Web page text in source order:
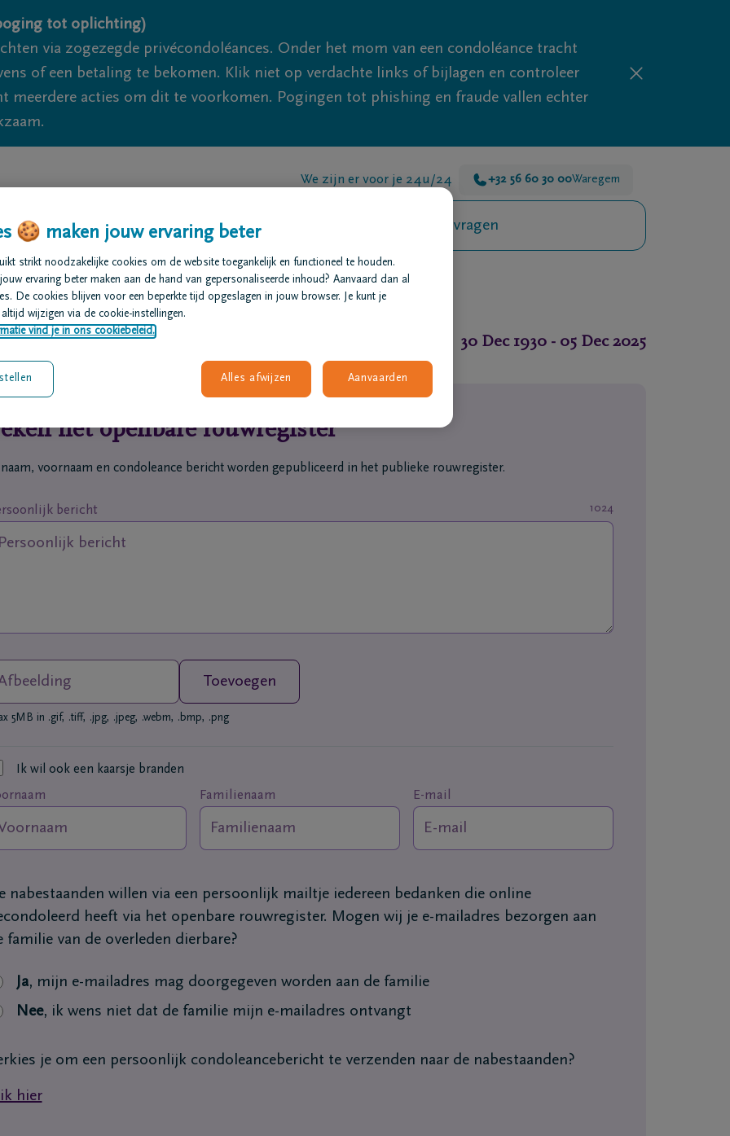
tot oplichting)
via zogezegde privécondoléances. Onder het mom van een condoléance tracht
of een betaling te bekomen. Klik niet op verdachte links of bijlagen en controleer
meerdere acties om dit te voorkomen. Pogingen tot phishing en fraude vallen echter
We zijn er voor je 24u/24 +32 56 60 30 00Waregem
regelen Overlijdensberichten Ons uitvaartcentrum Veelgestelde vragen
30 Dec 1930 - 05 Dec 2025
het openbare rouwregister
naam, voornaam en condoleance bericht worden gepubliceerd in het publieke rouwregister.
1024
bericht
Toevoegen
5MB in .gif, .tiff, .jpg, .jpeg, .webm, .bmp, .png
Ik wil ook een kaarsje branden
Familienaam E-mail
nabestaanden willen via een persoonlijk mailtje iedereen bedanken die online
heeft via het openbare rouwregister. Mogen wij je e-mailadres bezorgen aan
familie van de overleden dierbare?
Ja, mijn e-mailadres mag doorgegeven worden aan de familie
Nee, ik wens niet dat de familie mijn e-mailadres ontvangt
je om een persoonlijk condoleancebericht te verzenden naar de nabestaanden?
hier
🍪 maken jouw ervaring beter
strikt noodzakelijke cookies om de website toegankelijk en functioneel te houden.
ervaring beter maken aan de hand van gepersonaliseerde inhoud? Aanvaard dan al
De cookies blijven voor een beperkte tijd opgeslagen in jouw browser. Je kunt je
wijzigen via de cookie-instellingen.
vind je in ons cookiebeleid.
Alles afwijzen Aanvaarden